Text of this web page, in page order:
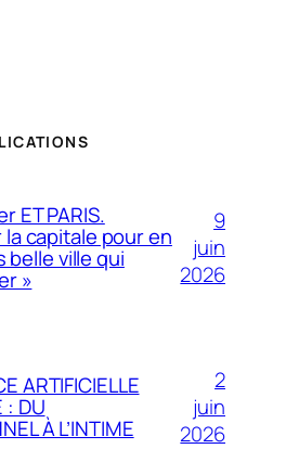
ET PARIS.
capitale pour en
belle ville qui
»
9
juin
2026
ARTIFICIELLE
: DU
À L’INTIME
2
juin
2026